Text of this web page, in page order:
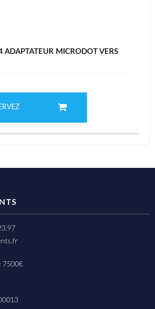
ADAPTATEUR MICRODOT VERS
7500€